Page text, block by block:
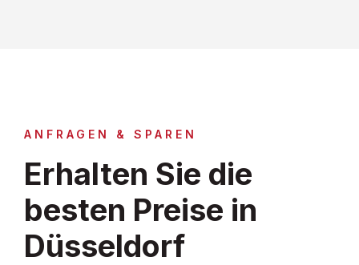
ANFRAGEN & SPAREN
Erhalten Sie die
besten Preise in
Düsseldorf